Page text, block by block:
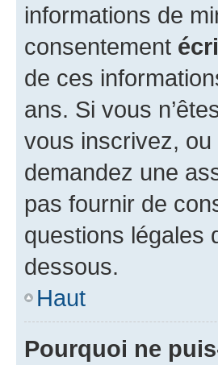
informations de
consentement
de ces
ans. Si vous
vous inscrivez,
demandez une
pas fournir de
questions légales
dessous.
Haut
Pourquoi ne